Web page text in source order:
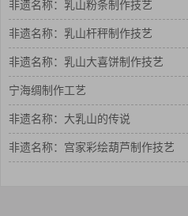
非遗名称：乳山粉条制作技艺
非遗名称：乳山杆秤制作技艺
非遗名称：乳山大喜饼制作技艺
宁海绸制作工艺
非遗名称：大乳山的传说
非遗名称：宫家彩绘葫芦制作技艺